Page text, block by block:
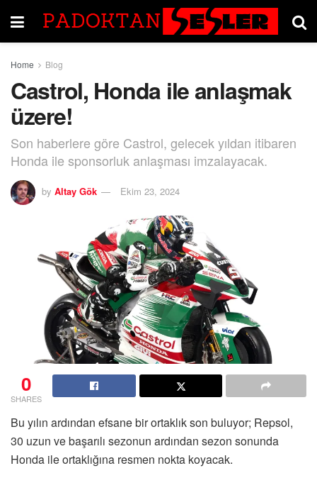
Home Blog
Castrol, Honda ile anlaşmak
üzere!
Son haberlere göre Castrol, gelecek yıldan itibaren
Honda ile sponsorluk anlaşması imzalayacak.
by Altay Gök Ekim 23, 2024
0
SHARES
Bu yılın ardından efsane bir ortaklık son buluyor; Repsol,
30 uzun ve başarılı sezonun ardından sezon sonunda
Honda ile ortaklığına resmen nokta koyacak.